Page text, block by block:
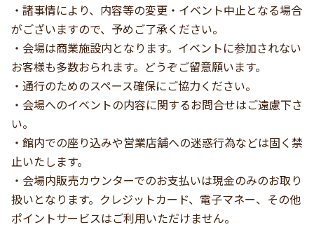
・諸事情により、内容等の変更・イベント中止となる場合
がございますので、予めご了承ください。
・会場は商業施設内となります。イベントに参加されない
お客様も多数おられます。どうぞご留意願います。
・通行のためのスペース確保にご協力ください。
・会場へのイベントの内容に関するお問合せはご遠慮下さ
い。
・館内での座り込みや営業店舗への迷惑行為などは固く禁
止いたします。
・会場内販売カウンターでのお支払いは現金のみのお取り
扱いとなります。クレジットカード、電子マネー、その他
ポイントサービスはご利用いただけません。